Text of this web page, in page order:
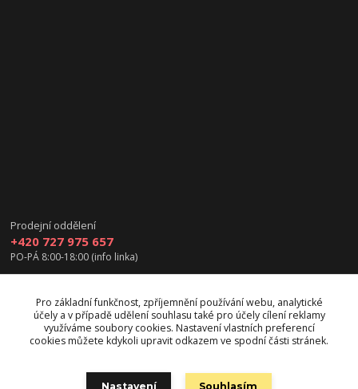
Prodejní oddělení
+420 727 975 657
PO-PÁ 8:00-18:00 (info linka)
Upravit sběr cookies.
Pro základní funkčnost, zpříjemnění používání webu, analytické
účely a v případě udělení souhlasu také pro účely cílení reklamy
využíváme soubory cookies. Nastavení vlastních preferencí
cookies můžete kdykoli upravit odkazem ve spodní části stránek.
Nastavení Souhlasím